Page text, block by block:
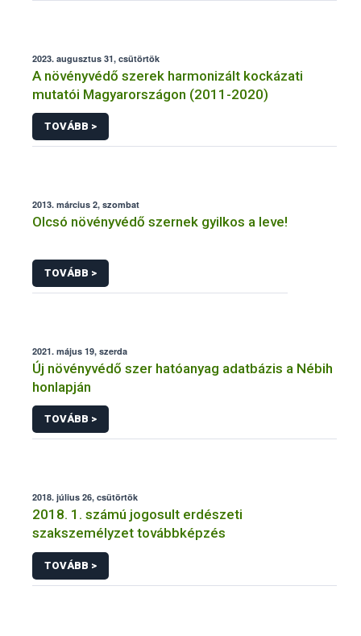
2023. augusztus 31, csütörtök
A növényvédő szerek harmonizált kockázati
mutatói Magyarországon (2011-2020)
TOVÁBB >
2013. március 2, szombat
Olcsó növényvédő szernek gyilkos a leve!
TOVÁBB >
2021. május 19, szerda
Új növényvédő szer hatóanyag adatbázis a Nébih
honlapján
TOVÁBB >
2018. július 26, csütörtök
2018. 1. számú jogosult erdészeti
szakszemélyzet továbbképzés
TOVÁBB >